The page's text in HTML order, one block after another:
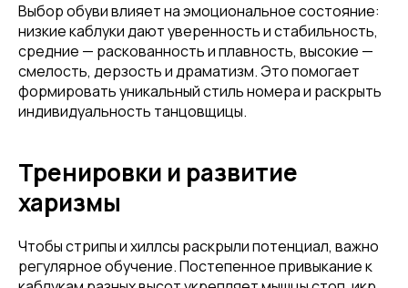
Выбор обуви влияет на эмоциональное состояние:
низкие каблуки дают уверенность и стабильность,
средние — раскованность и плавность, высокие —
смелость, дерзость и драматизм. Это помогает
формировать уникальный стиль номера и раскрыть
индивидуальность танцовщицы.
Тренировки и развитие
харизмы
Чтобы стрипы и хиллсы раскрыли потенциал, важно
регулярное обучение. Постепенное привыкание к